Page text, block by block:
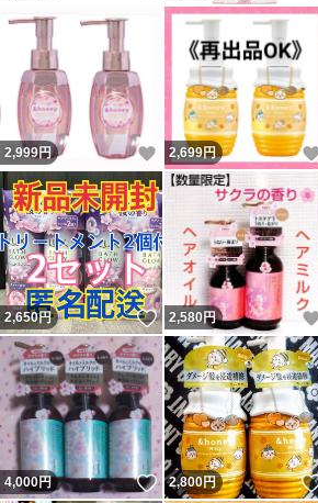
2,999円 いいね！
2,699円
2,650円 いいね！
2,580円
4,000円 いいね！
2,800円